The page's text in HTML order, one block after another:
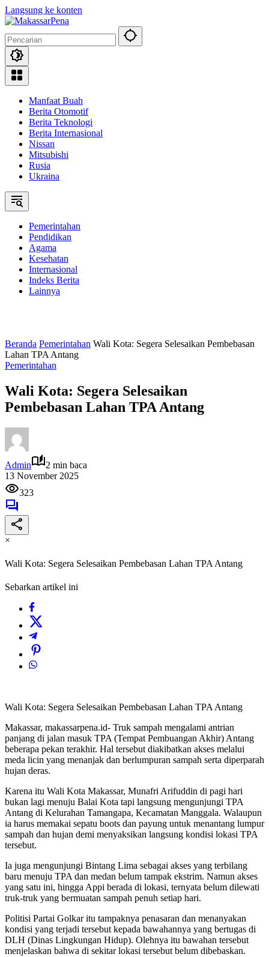
Langsung ke konten
Manfaat Buah
Berita Otomotif
Berita Teknologi
Berita Internasional
Nissan
Mitsubishi
Rusia
Ukraina
Pemerintahan
Pendidikan
Agama
Kesehatan
Internasional
Indeks Berita
Lainnya
Beranda Pemerintahan Wali Kota: Segera Selesaikan Pembebasan
Lahan TPA Antang
Pemerintahan
Wali Kota: Segera Selesaikan
Pembebasan Lahan TPA Antang
Admin
2 min baca
13 November 2025
323
×
Wali Kota: Segera Selesaikan Pembebasan Lahan TPA Antang
Sebarkan artikel ini
Wali Kota: Segera Selesaikan Pembebasan Lahan TPA Antang
Makassar, makassarpena.id- Truk sampah mengalami antrian
panjang di jalan masuk TPA (Tempat Pembuangan Akhir) Antang
beberapa pekan terakhir. Hal tersebut diakibatkan akses melalui
meda licin yang menanjak dan berlumpuran sampah serta diperparah
hujan deras.
Karena itu Wali Kota Makassar, Munafri Arifuddin di pagi hari
bukan lagi menuju Balai Kota tapi langsung mengunjungi TPA
Antang di Kelurahan Tamangapa, Kecamatan Manggala. Walaupun
ia harus memakai sepatu boots dan payung untuk menantang lumpur
sampah dan hujan demi menyaksikan langsung kondisi lokasi TPA
tersebut.
Ia juga mengunjungi Bintang Lima sebagai akses yang terbilang
baru menuju TPA dan medan belum tampak ekstrim. Namun akses
yang satu ini, hingga Appi berada di lokasi, ternyata belum dilewati
truk-truk yang bermuatan sampah penuh setiap hari.
Politisi Partai Golkar itu tampaknya penasaran dan menanyakan
kondisi yang terjadi tersebut kepada bawahannya yang bertugas di
DLH (Dinas Lingkungan Hidup). Olehnya itu bawahan tersebut
menjelaskan bahwa di sekitar lokasi tersebut belum dibebaskan.